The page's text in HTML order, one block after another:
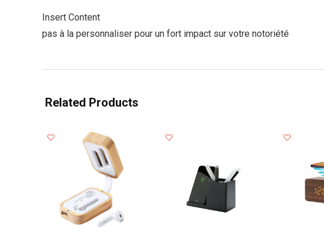
Insert Content
pas à la personnaliser pour un fort impact sur votre notoriété
Related Products